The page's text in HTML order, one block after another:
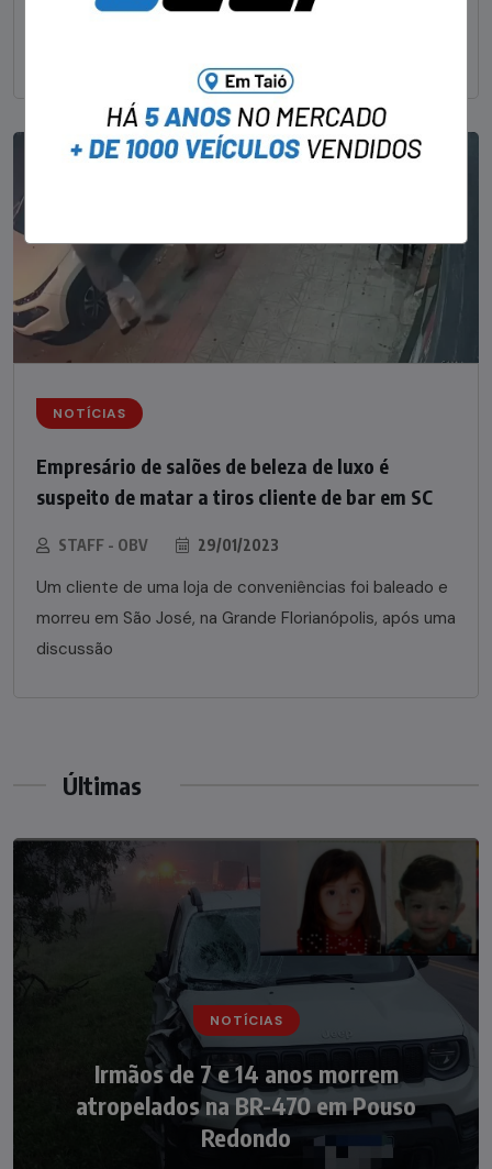
um delegado aposentado em um bar de Criciúma, no
NOTÍCIAS
Empresário de salões de beleza de luxo é
suspeito de matar a tiros cliente de bar em SC
STAFF - OBV 29/01/2023
Um cliente de uma loja de conveniências foi baleado e
morreu em São José, na Grande Florianópolis, após uma
discussão
Últimas
NOTÍCIAS
Irmãos de 7 e 14 anos morrem
atropelados na BR-470 em Pouso
Redondo
NOTÍCIAS
Nádia Menegazzi leva o nome de Taió ao
palco do Programa Silvio Santos